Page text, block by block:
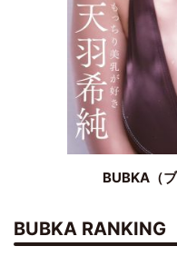
BUBKA（
BUBKA RANKING